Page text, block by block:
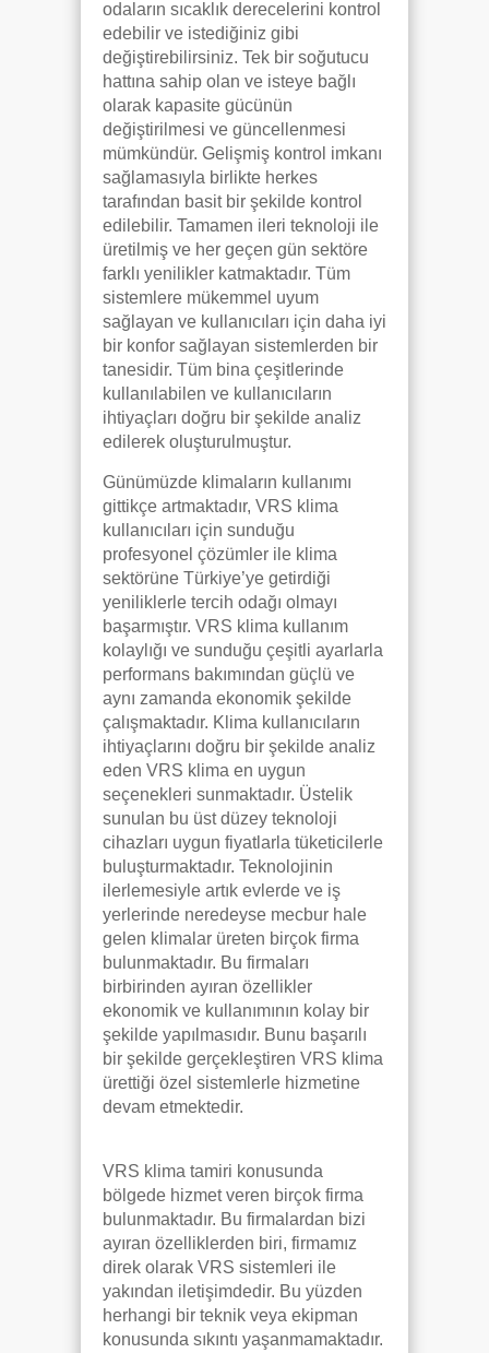
odaların sıcaklık derecelerini kontrol
edebilir ve istediğiniz gibi
değiştirebilirsiniz. Tek bir soğutucu
hattına sahip olan ve isteye bağlı
olarak kapasite gücünün
değiştirilmesi ve güncellenmesi
mümkündür. Gelişmiş kontrol imkanı
sağlamasıyla birlikte herkes
tarafından basit bir şekilde kontrol
edilebilir. Tamamen ileri teknoloji ile
üretilmiş ve her geçen gün sektöre
farklı yenilikler katmaktadır. Tüm
sistemlere mükemmel uyum
sağlayan ve kullanıcıları için daha iyi
bir konfor sağlayan sistemlerden bir
tanesidir. Tüm bina çeşitlerinde
kullanılabilen ve kullanıcıların
ihtiyaçları doğru bir şekilde analiz
edilerek oluşturulmuştur.
Günümüzde klimaların kullanımı
gittikçe artmaktadır, VRS klima
kullanıcıları için sunduğu
profesyonel çözümler ile klima
sektörüne Türkiye’ye getirdiği
yeniliklerle tercih odağı olmayı
başarmıştır. VRS klima kullanım
kolaylığı ve sunduğu çeşitli ayarlarla
performans bakımından güçlü ve
aynı zamanda ekonomik şekilde
çalışmaktadır. Klima kullanıcıların
ihtiyaçlarını doğru bir şekilde analiz
eden VRS klima en uygun
seçenekleri sunmaktadır. Üstelik
sunulan bu üst düzey teknoloji
cihazları uygun fiyatlarla tüketicilerle
buluşturmaktadır. Teknolojinin
ilerlemesiyle artık evlerde ve iş
yerlerinde neredeyse mecbur hale
gelen klimalar üreten birçok firma
bulunmaktadır. Bu firmaları
birbirinden ayıran özellikler
ekonomik ve kullanımının kolay bir
şekilde yapılmasıdır. Bunu başarılı
bir şekilde gerçekleştiren VRS klima
ürettiği özel sistemlerle hizmetine
devam etmektedir.
VRS klima tamiri konusunda
bölgede hizmet veren birçok firma
bulunmaktadır. Bu firmalardan bizi
ayıran özelliklerden biri, firmamız
direk olarak VRS sistemleri ile
yakından iletişimdedir. Bu yüzden
herhangi bir teknik veya ekipman
konusunda sıkıntı yaşanmamaktadır.